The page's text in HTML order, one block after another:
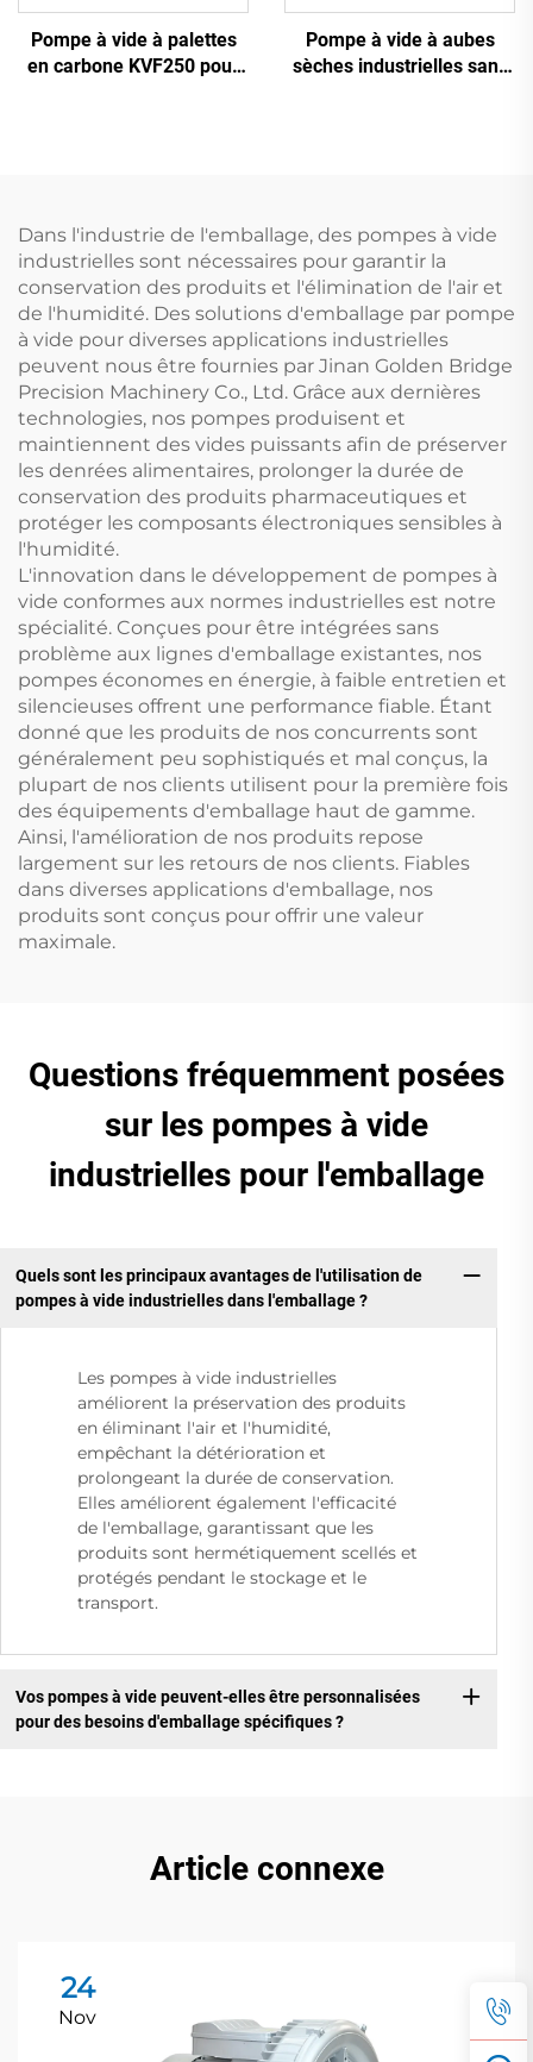
Pompe à vide à palettes
en carbone KVF250 pour
Pompe à vide à aubes
sèches industrielles sans
Dans l'industrie de l'emballage, des pompes à vide
industrielles sont nécessaires pour garantir la
conservation des produits et l'élimination de l'air et
de l'humidité. Des solutions d'emballage par pompe
à vide pour diverses applications industrielles
peuvent nous être fournies par Jinan Golden Bridge
Precision Machinery Co., Ltd. Grâce aux dernières
technologies, nos pompes produisent et
maintiennent des vides puissants afin de préserver
les denrées alimentaires, prolonger la durée de
conservation des produits pharmaceutiques et
protéger les composants électroniques sensibles à
l'humidité.
L'innovation dans le développement de pompes à
vide conformes aux normes industrielles est notre
spécialité. Conçues pour être intégrées sans
problème aux lignes d'emballage existantes, nos
pompes économes en énergie, à faible entretien et
silencieuses offrent une performance fiable. Étant
donné que les produits de nos concurrents sont
généralement peu sophistiqués et mal conçus, la
plupart de nos clients utilisent pour la première fois
des équipements d'emballage haut de gamme.
Ainsi, l'amélioration de nos produits repose
largement sur les retours de nos clients. Fiables
dans diverses applications d'emballage, nos
produits sont conçus pour offrir une valeur
maximale.
Questions fréquemment posées
sur les pompes à vide
industrielles pour l'emballage
Quels sont les principaux avantages de l'utilisation de
pompes à vide industrielles dans l'emballage ?
Les pompes à vide industrielles
améliorent la préservation des produits
en éliminant l'air et l'humidité,
empêchant la détérioration et
prolongeant la durée de conservation.
Elles améliorent également l'efficacité
de l'emballage, garantissant que les
produits sont hermétiquement scellés et
protégés pendant le stockage et le
transport.
Vos pompes à vide peuvent-elles être personnalisées
pour des besoins d'emballage spécifiques ?
Article connexe
24
Nov